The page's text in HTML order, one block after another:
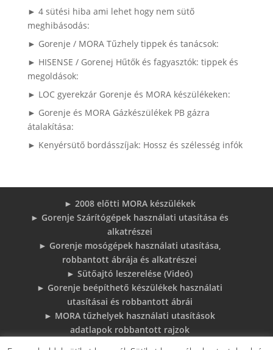
► 4 sütési hiba ami lehet hogy nem sütő
meghibásodás:
► Gorenje / MORA Tűzhely tippek és tanácsok:
► HISENSE / Gorenej Hűtők és fagyasztók: tippek és
megoldások:
► LOC gyerekzár Gorenje és MORA készülékeken:
► Gorenje és MORA Gázkészülékek PB gázra
átalakítása:
► Kenyérsütő bordásszíjak: Hossz és szélesség infók
► 2008 előtti MORA készülékek
► Gorenje Szárítógépek használati utasítása és
alkatrészei
► Gorenje mosógépek használati utasítása,
robbantott ábrája és alkatrészei
► Sütőajtó leszerelése (Videó)
► Gorenje beépíthető készülékek használati
utasításai és robbantott ábrái
► MORA tűzhelyek használati utasítások
adatlapok robbantott rajzok